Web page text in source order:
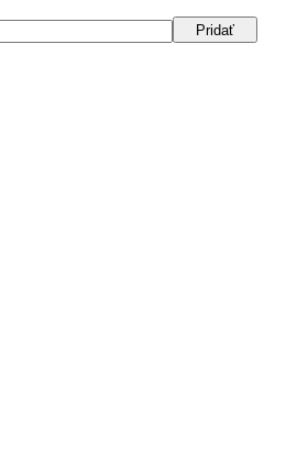
Pridať